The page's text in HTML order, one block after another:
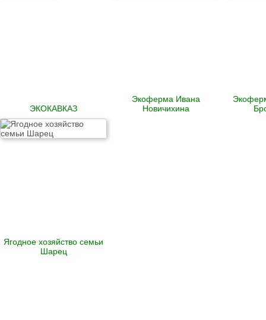
ЭКОКАВКАЗ
Экоферма Ивана
Новичихина
Ягодное хозяйство семьи
Шарец